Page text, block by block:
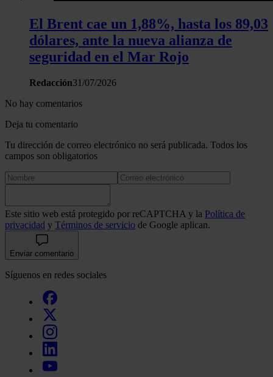
El Brent cae un 1,88%, hasta los 89,03
dólares, ante la nueva alianza de
seguridad en el Mar Rojo
Redacción31/07/2026
No hay comentarios
Deja tu comentario
Tu dirección de correo electrónico no será publicada. Todos los
campos son obligatorios
Este sitio web está protegido por reCAPTCHA y la Política de
privacidad y Términos de servicio de Google aplican.
Enviar comentario
Síguenos en redes sociales